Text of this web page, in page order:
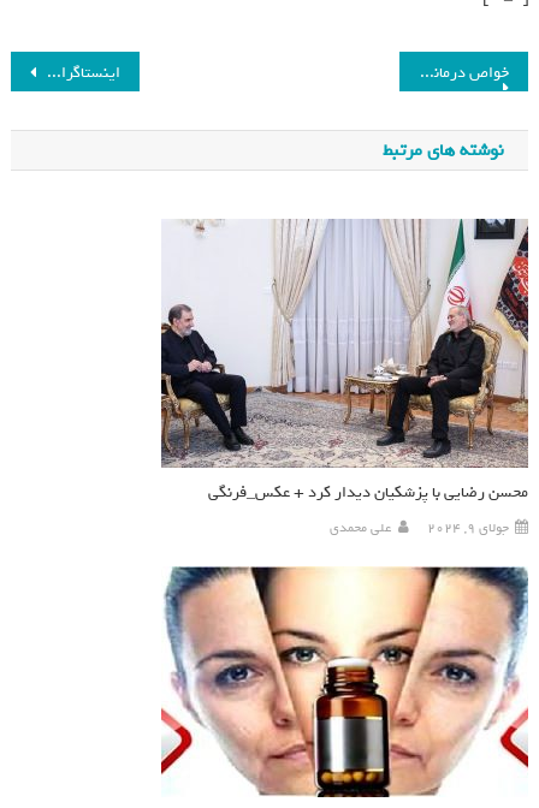
اینستاگرام قابلیت Picture-in-Picture را برای نمایش ریل‌ها آزمایش می‌کند_فرنگی خواص درمانی سکنجبین که از آن بی خبر مانده اید_فرنگی
نوشته های مرتبط
محسن رضایی با پزشکیان دیدار کرد + عکس_فرنگی
جولای 9, 2024 علی محمدی